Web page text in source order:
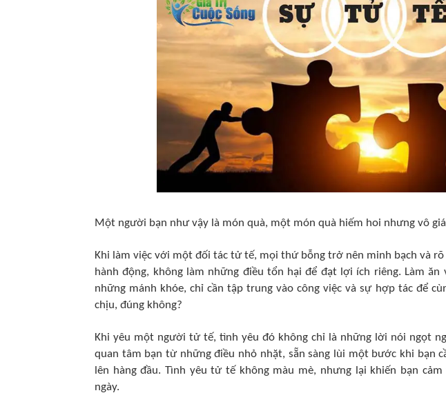
Một người bạn như vậy là món quà, một món quà hiếm hoi nhưng vô
Khi làm việc với một đối tác tử tế, mọi thứ bỗng trở nên minh bạch và
hành động, không làm những điều tổn hại để đạt lợi ích riêng. Làm
những mánh khóe, chỉ cần tập trung vào công việc và sự hợp tác để
chịu, đúng không?
Khi yêu một người tử tế, tình yêu đó không chỉ là những lời nói ngọt
quan tâm bạn từ những điều nhỏ nhặt, sẵn sàng lùi một bước khi bạn
lên hàng đầu. Tình yêu tử tế không màu mè, nhưng lại khiến bạn
ngày.